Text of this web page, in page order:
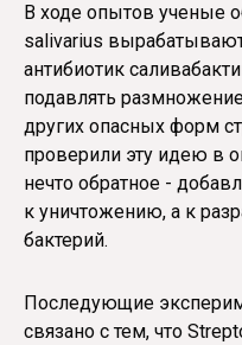
В ходе опытов ученые
salivarius
антибиотик
подавлять
других опасных форм
проверили эту идею в
нечто обратное -
к уничтожению, а к
бактерий.
Последующие
связано с тем, что